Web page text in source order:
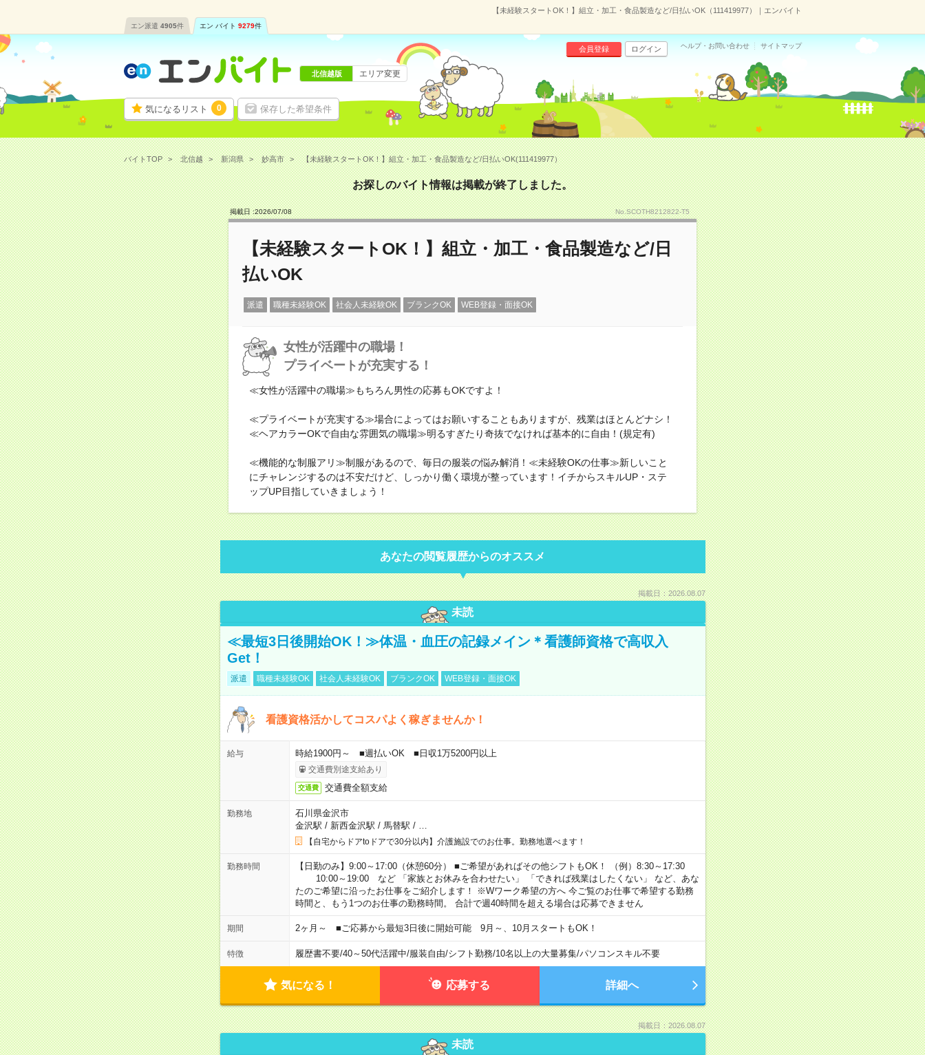
【未経験スタートOK！】組立・加工・食品製造など/日払いOK（111419977）｜エンバイト
エン派遣 4905件 エン バイト 9279件
気になるリスト 0 保存した希望条件
会員登録 ログイン ヘルプ・お問い合わせ サイトマップ
北信越版 エリア変更
バイトTOP 北信越 新潟県 妙高市 【未経験スタートOK！】組立・加工・食品製造など/日払いOK(111419977）
お探しのバイト情報は掲載が終了しました。
掲載日 :2026/07/08 No.SCOTH8212822-T5
【未経験スタートOK！】組立・加工・食品製造など/日
払いOK
派遣 職種未経験OK 社会人未経験OK ブランクOK WEB登録・面接OK
女性が活躍中の職場！
プライベートが充実する！
≪女性が活躍中の職場≫もちろん男性の応募もOKですよ！
≪プライベートが充実する≫場合によってはお願いすることもありますが、残業はほとんどナシ！
≪ヘアカラーOKで自由な雰囲気の職場≫明るすぎたり奇抜でなければ基本的に自由！(規定有)
≪機能的な制服アリ≫制服があるので、毎日の服装の悩み解消！≪未経験OKの仕事≫新しいこと
にチャレンジするのは不安だけど、しっかり働く環境が整っています！イチからスキルUP・ステ
ップUP目指していきましょう！
あなたの閲覧履歴からのオススメ
掲載日：2026.08.07
未読
≪最短3日後開始OK！≫体温・血圧の記録メイン＊看護師資格で高収入
Get！
派遣 職種未経験OK 社会人未経験OK ブランクOK WEB登録・面接OK
看護資格活かしてコスパよく稼ぎませんか！
給与 時給1900円～ ■週払いOK ■日収1万5200円以上
交通費別途支給あり
交通費 交通費全額支給
勤務地
石川県金沢市
金沢駅 / 新西金沢駅 / 馬替駅 /
【自宅からドアtoドアで30分以内】介護施設でのお仕事。勤務地選べます！
勤務時間
【日勤のみ】9:00～17:00（休憩60分） ■ご希望があればその他シフトもOK！ （例）8:30～17:30
10:00～19:00 など 「家族とお休みを合わせたい」 「できれば残業はしたくない」 など、あな
たのご希望に沿ったお仕事をご紹介します！ ※Wワーク希望の方へ 今ご覧のお仕事で希望する勤務
時間と、もう1つのお仕事の勤務時間。 合計で週40時間を超える場合は応募できません
期間 2ヶ月～ ■ご応募から最短3日後に開始可能 9月～、10月スタートもOK！
特徴 履歴書不要/40～50代活躍中/服装自由/シフト勤務/10名以上の大量募集/パソコンスキル不要
気になる！ 応募する 詳細へ
掲載日：2026.08.07
未読